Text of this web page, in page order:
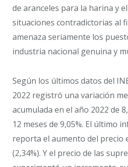
de aranceles para la harina y
situaciones contradictorias al
amenaza seriamente los
industria nacional genuina y
Según los últimos datos del
2022 registró una variación
acumulada en el año 2022 de
12 meses de 9,05%. El último
reporta el aumento del precio
(2,34%). Y el precio de las